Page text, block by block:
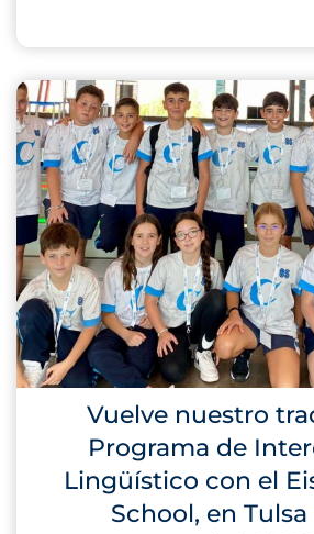
Vuelve nuestro
Programa de
Lingüístico con el
School, en Tulsa